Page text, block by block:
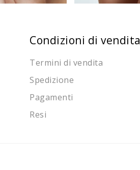
Condizioni di vendita
Termini di vendita
Spedizione
Pagamenti
Resi